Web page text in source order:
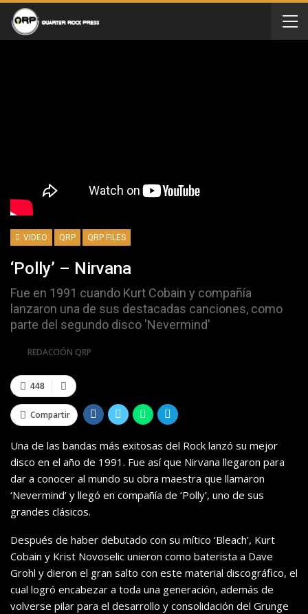
VIDEO QRP QRP FILES
‘Polly’ – Nirvana
Fue en 1991 cuando Kurt Cobain y compañía
lanzaron una de sus destacadas canciones, como
parte del segundo disco 'Nevermind'
REDACCIÓN QRP
448
Compartir
Una de las bandas más exitosas del Rock lanzó su mejor
disco en el año de 1991. Fue así que Nirvana llegaron para
dar a conocer al mundo su obra maestra que llamaron
‘Nevermind’ y llegó en compañía de ‘Polly’, uno de sus
grandes clásicos.
Después de haber debutado con su mítico ‘Bleach’, Kurt
Cobain y Krist Novoselic unieron como baterista a Dave
Grohl y dieron el gran salto con este material discográfico, el
cual logró encabezar a toda una generación, además de
volverse pilar para el desarrollo y consolidación del Grunge